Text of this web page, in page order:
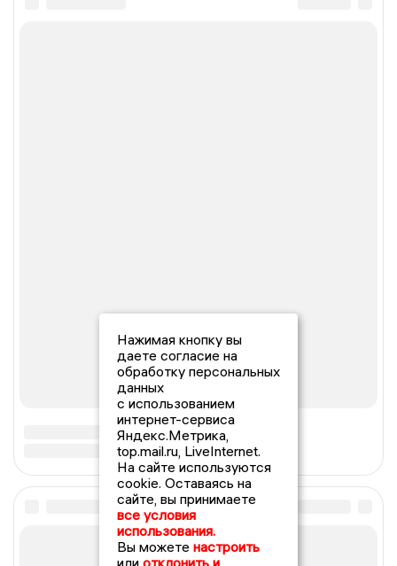
Нажимая кнопку вы
даете согласие на
обработку персональных
данных
с использованием
интернет-сервиса
Яндекс.Метрика,
top.mail.ru, LiveInternet.
На сайте используются
cookie. Оставаясь на
сайте, вы принимаете
все условия
использования.
Вы можете настроить
или отклонить и